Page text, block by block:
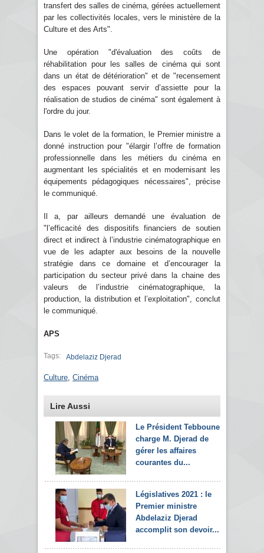
transfert des salles de cinéma, gérées actuellement
par les collectivités locales, vers le ministère de la
Culture et des Arts".
Une opération "d'évaluation des coûts de
réhabilitation pour les salles de cinéma qui sont
dans un état de détérioration" et de "recensement
des espaces pouvant servir d’assiette pour la
réalisation de studios de cinéma" sont également à
l'ordre du jour.
Dans le volet de la formation, le Premier ministre a
donné instruction pour "élargir l’offre de formation
professionnelle dans les métiers du cinéma en
augmentant les spécialités et en modernisant les
équipements pédagogiques nécessaires", précise
le communiqué.
Il a, par ailleurs demandé une évaluation de
"l’efficacité des dispositifs financiers de soutien
direct et indirect à l’industrie cinématographique en
vue de les adapter aux besoins de la nouvelle
stratégie dans ce domaine et d’encourager la
participation du secteur privé dans la chaine des
valeurs de l’industrie cinématographique, la
production, la distribution et l’exploitation", conclut
le communiqué.
APS
Tags: Abdelaziz Djerad
Culture Cinéma
Lire Aussi
Le Président Tebboune
charge M. Djerad de
gérer les affaires
courantes du...
Législatives 2021 : le
Premier ministre
Abdelaziz Djerad
accomplit son devoir...